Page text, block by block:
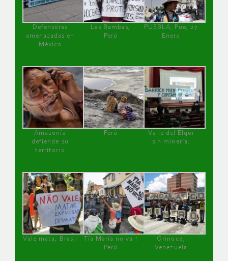
Defensoras
amenazadas en
México
Las Bambas,
Perú
PUEBLA, Pue, 27
Enero
Amazonía
defiende su
territorio
Perú
Valle del Elqui
sin minería.
Vale mata, Brasil
Tía María no va !
Perú
Orinoco,
Venezuela